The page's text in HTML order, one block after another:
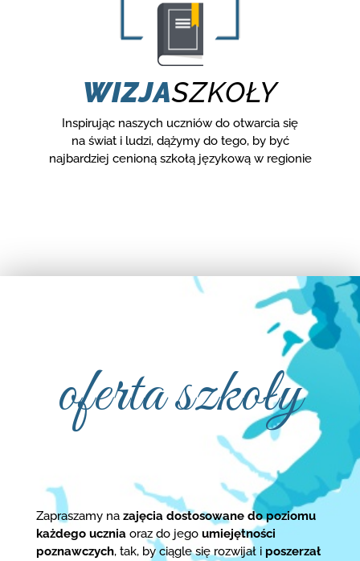
WIZJASZKOŁY
Inspirując naszych uczniów do otwarcia się
na świat i ludzi, dążymy do tego, by być
najbardziej cenioną szkołą językową w regionie
oferta szkoły
Zapraszamy nazajęcia dostosowane do poziomu
każdego ucznia oraz do jego umiejętności
poznawczych, tak, by ciągle się rozwijał i poszerzał